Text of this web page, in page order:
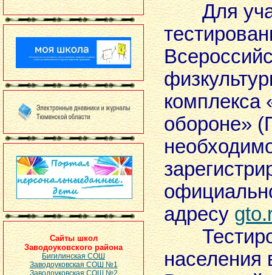
Сайты школ
Заводоуковского района
Бигилинская СОШ
Заводоуковская СОШ №1
Заводоуковская СОШ №2
Для
комплекса
обороне»
адресу
населения